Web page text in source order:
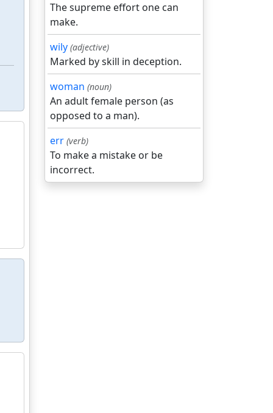
The supreme effort one can
make.
wily (adjective)
Marked by skill in deception.
woman (noun)
An adult female person (as
opposed to a man).
err (verb)
To make a mistake or be
incorrect.